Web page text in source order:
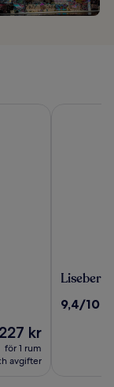
kr
kr
för 1 rum
avgifter
Liseberg
Curiosa
Liseberg
9.4
9,4/10